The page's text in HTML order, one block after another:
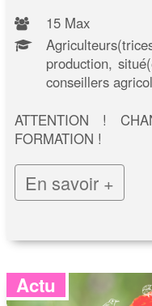
15 Max
production,
conseillers
ATTENTION !
FORMATION !
En savoir +
Actu